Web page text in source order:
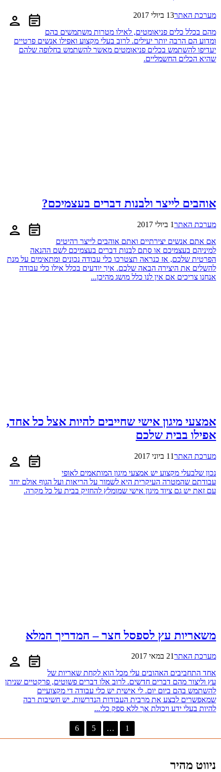
מערכת האתר13 ביולי 2017
מהם בכלל כלים פניאומטים, לאילו מטרות משתמשים בהם
ומדוע הם הרבה יותר יעילים. לרוב בעלי מקצוע ואפילו אנשים פרטיים
יעדיפו להשתמש בכלים פניאומטים מאשר להשתמש בחלופה שלהם
שהיא הכלים החשמליים.
אוהבים לייצר ולבנות דברים בעצמיכם?
מערכת האתר1 ביולי 2017
אם אתם אנשים יצירתיים ואתם אוהבים לייצר רהיטים
למיניהם בעצמיכם או סתם לבנות דברים בעצמיכם לשם ההנאה
הפרטית שלכם, אז כנראה תצטרכו כלי עבודה נכונים ומתאימים על מנת
להשלים את היצירה הבאה שלכם. איך יודעים בכלל אילו כלי עבודה
אנחנו צריכים אם אין לנו כלל מושג מהיכן...
אמצעי מיגון אישי שחייבים להיות אצל כל אחד,
אפילו בבית שלכם
מערכת האתר11 ביוני 2017
נכון שלבעלי מקצוע יש אמצעי מיגון המותאמים לאופי
עבודתם שהמטרה העיקרית היא לשמור על הריאות ועל הגוף אולם יחד
עם זאת יש גם ציוד מיגון אישי שמומלץ להחזיק בבית על כל מקרה.
משאריות עץ לספסל חצר – המדריך המלא
מערכת האתר21 במאי 2017
אחד התחביבים האהובים עלי מכל הוא לקחת שאריות של
עץ וליצור מהם דברים חדשים. לרוב אלו דברים פשוטים, פרקטיים שניתן
להשתמש בהם ביום יום. לי אישית יש כלי עבודה די מקצועיים
שמאפשרים לבצע את מרבית העבודות הנדרשות. יש חשיבות רבה
להיות בעלי ידע ויכולת אך ללא ספק כלי...
<
1
…
5
6
ניווט מהיר